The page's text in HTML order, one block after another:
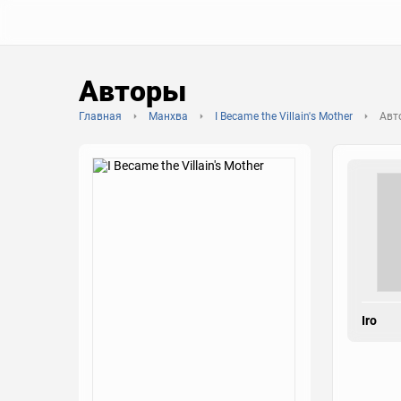
Авторы
Главная Манхва I Became the Villain's Mother
Iro